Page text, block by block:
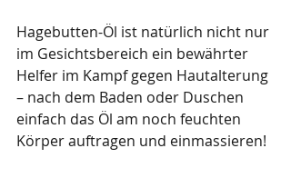
Hagebutten-Öl ist natürlich nicht nur
im Gesichtsbereich ein bewährter
Helfer im Kampf gegen Hautalterung
– nach dem Baden oder Duschen
einfach das Öl am noch feuchten
Körper auftragen und einmassieren!